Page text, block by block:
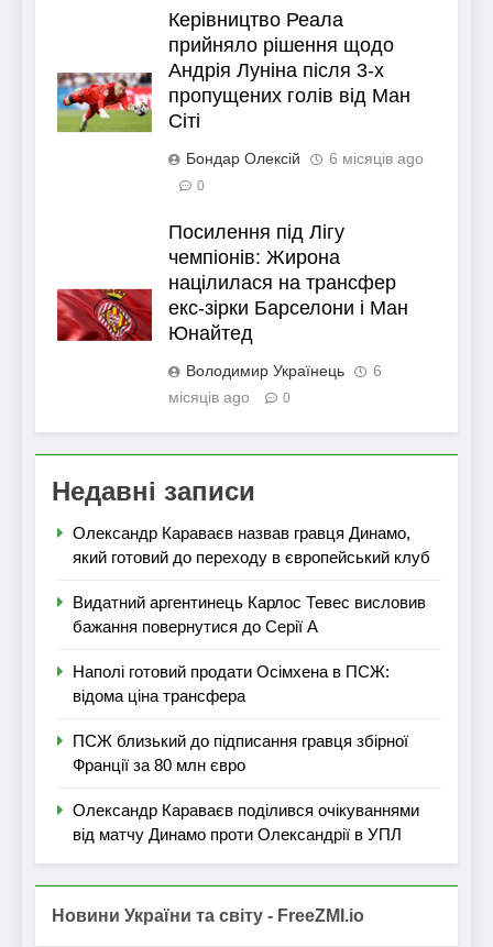
Керівництво Реала
прийняло рішення щодо
Андрія Луніна після 3-х
пропущених голів від Ман
Сіті
Бондар Олексій 6 місяців ago
0
Посилення під Лігу
чемпіонів: Жирона
націлилася на трансфер
екс-зірки Барселони і Ман
Юнайтед
Володимир Українець
6
місяців ago
0
Недавні записи
Олександр Караваєв назвав гравця Динамо,
який готовий до переходу в європейський клуб
Видатний аргентинець Карлос Тевес висловив
бажання повернутися до Серії А
Наполі готовий продати Осімхена в ПСЖ:
відома ціна трансфера
ПСЖ близький до підписання гравця збірної
Франції за 80 млн євро
Олександр Караваєв поділився очікуваннями
від матчу Динамо проти Олександрії в УПЛ
Новини України та світу - FreeZMI.io